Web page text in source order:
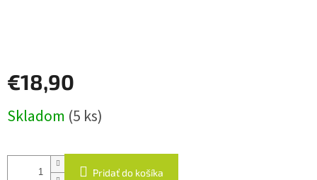
€18,90
cena:
Skladom (5 ks)
Pridať do košíka